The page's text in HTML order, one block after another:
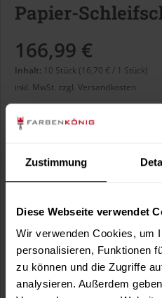
Zustimmung
Diese Webseite verwendet
Wir verwenden Cookies, um
personalisieren, Funktionen
zu können und die Zugriffe
analysieren. Außerdem
Papier-
166,99 €
Inhalt: 10 Stück (16,70 € / 1 Stück)
inkl. MwSt. zzgl. Versandkosten
Merken Fragen